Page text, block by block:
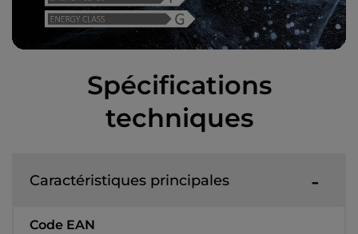
Spécifications
techniques
Caractéristiques principales
Code EAN